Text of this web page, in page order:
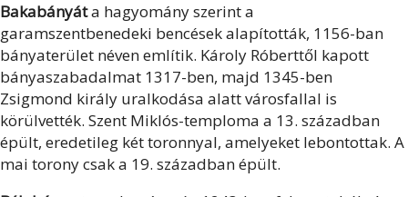
Bakabányáta hagyomány szerint a
garamszentbenedeki bencések alapították, 1156-ban
bányaterület néven említik. Károly Róberttől kapott
bányaszabadalmat 1317-ben, majd 1345-ben
Zsigmond király uralkodása alatt városfallal is
körülvették. Szent Miklós-temploma a 13. században
épült, eredetileg két toronnyal, amelyeket lebontottak. A
mai torony csak a 19. században épült.